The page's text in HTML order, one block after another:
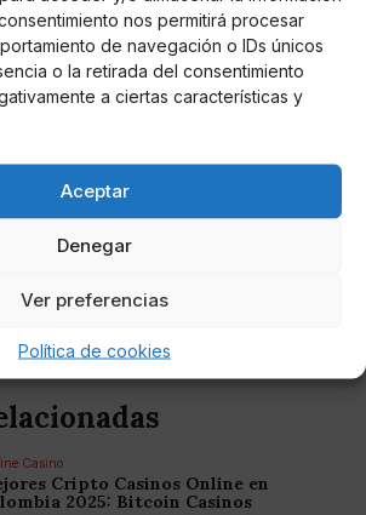
nos permitirá procesar
de navegación o IDs únicos
o la retirada del consentimiento
a ciertas características y
Aceptar
Denegar
Ver preferencias
Política de cookies
deLaura Matamoros Fans(@lauramatcfans) el
Casino
Cripto Casinos Online en
2025: Bitcoin Casinos